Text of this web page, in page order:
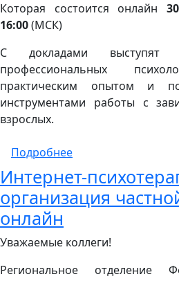
Которая состоится онлайн 30
16:00(МСК)
С докладами выступят
профессиональных
практическим опытом и
инструментами работы с
взрослых.
Подробнеео 30 сентября
Интернет-
организация
онлайн
Уважаемые коллеги!
Региональное отделение